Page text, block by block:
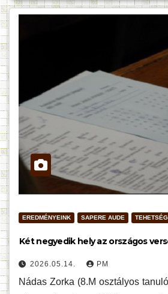
EREDMÉNYEINK SAPERE AUDE
Két negyedik hely az országos
2026.05.14. PM
Nádas Zorka (8.M osztályos